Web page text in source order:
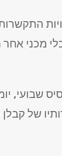
מכני אחר
שבועי,
של